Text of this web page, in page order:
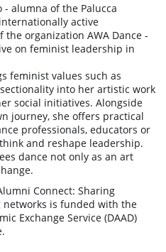
- alumna of the Palucca
active
organization AWA Dance -
on feminist leadership in
feminist values such as
into her artistic work
social initiatives. Alongside
journey, she offers practical
professionals, educators or
and reshape leadership.
dance not only as an art
Connect: Sharing
is funded with the
Exchange Service (DAAD)